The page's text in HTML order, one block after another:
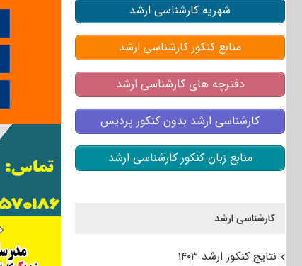
شهریه کارشناسی ارشد
منابع کنکور کارشناسی ارشد
دفترچه های کارشناسی ارشد
کارشناسی ارشد بدون کنکور پردیس
منابع زبان کنکور کارشناسی ارشد
کارشناسی ارشد
نتایج کنکور ارشد ۱۴۰۳